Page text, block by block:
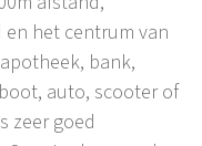
het centrum van
bank,
auto, scooter of
zeer goed